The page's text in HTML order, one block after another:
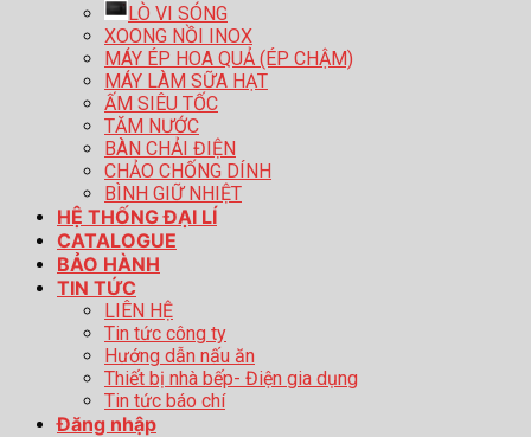
LÒ VI SÓNG
XOONG NỒI INOX
MÁY ÉP HOA QUẢ (ÉP CHẬM)
MÁY LÀM SỮA HẠT
ẤM SIÊU TỐC
TĂM NƯỚC
BÀN CHẢI ĐIỆN
CHẢO CHỐNG DÍNH
BÌNH GIỮ NHIỆT
HỆ THỐNG ĐẠI LÍ
CATALOGUE
BẢO HÀNH
TIN TỨC
LIÊN HỆ
Tin tức công ty
Hướng dẫn nấu ăn
Thiết bị nhà bếp- Điện gia dụng
Tin tức báo chí
Đăng nhập